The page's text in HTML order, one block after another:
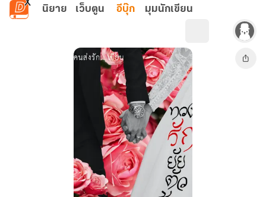
ข้ามไปยังเนื้อหาหลัก
นิยาย เว็บตูน อีบุ๊ก มุมนักเขียน